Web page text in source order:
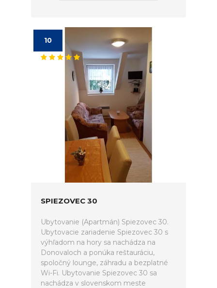
10
SPIEZOVEC 30
Ubytovanie (Apartmán) Spiezovec 30.
Ubytovacie zariadenie Spiezovec 30 s
výhľadom na hory sa nachádza na
Donovaloch a ponúka reštauráciu,
spoločný lounge, záhradu a bezplatné
Wi-Fi. Ubytovanie Spiezovec 30 sa
nachádza v slovenskom meste